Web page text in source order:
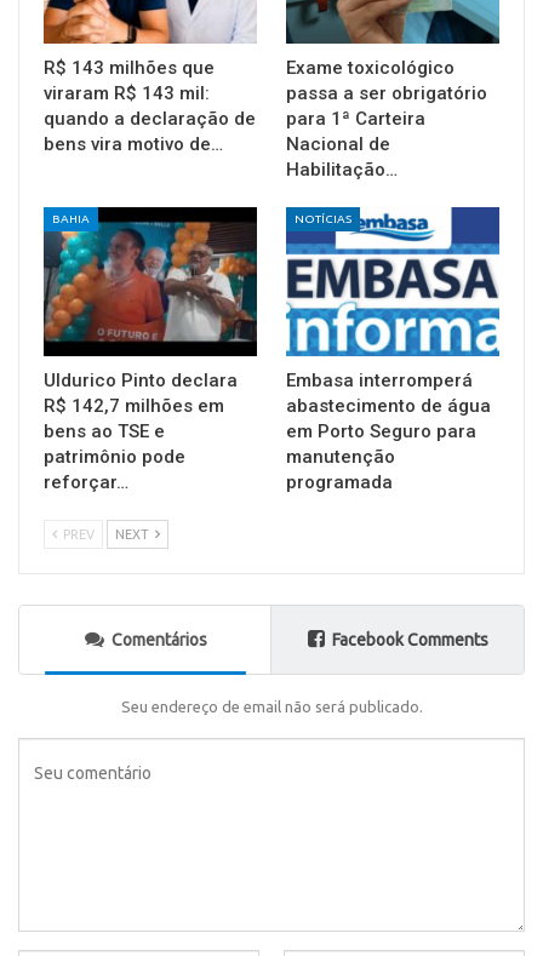
R$ 143 milhões que
viraram R$ 143 mil:
quando a declaração de
bens vira motivo de…
Exame toxicológico
passa a ser obrigatório
para 1ª Carteira
Nacional de
Habilitação…
BAHIA
Uldurico Pinto declara
R$ 142,7 milhões em
bens ao TSE e
patrimônio pode
reforçar…
NOTÍCIAS
Embasa interromperá
abastecimento de água
em Porto Seguro para
manutenção
programada
PREV NEXT
Comentários Facebook Comments
Seu endereço de email não será publicado.